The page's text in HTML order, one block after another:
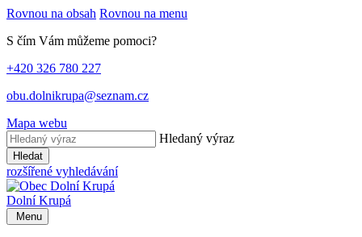
Rovnou na obsah Rovnou na menu
S čím Vám můžeme pomoci?
+420 326 780 227
obu.dolnikrupa@seznam.cz
Mapa webu
Hledaný výraz
Hledat
rozšířené vyhledávání
Dolní Krupá
Menu